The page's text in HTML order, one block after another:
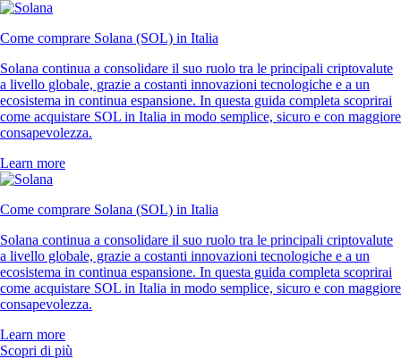
Come comprare Solana (SOL) in Italia
Solana continua a consolidare il suo ruolo tra le principali criptovalute
a livello globale, grazie a costanti innovazioni tecnologiche e a un
ecosistema in continua espansione. In questa guida completa scoprirai
come acquistare SOL in Italia in modo semplice, sicuro e con maggiore
consapevolezza.
Learn more
Come comprare Solana (SOL) in Italia
Solana continua a consolidare il suo ruolo tra le principali criptovalute
a livello globale, grazie a costanti innovazioni tecnologiche e a un
ecosistema in continua espansione. In questa guida completa scoprirai
come acquistare SOL in Italia in modo semplice, sicuro e con maggiore
consapevolezza.
Learn more
Scopri di più